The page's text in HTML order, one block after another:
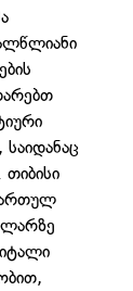
ლარზე